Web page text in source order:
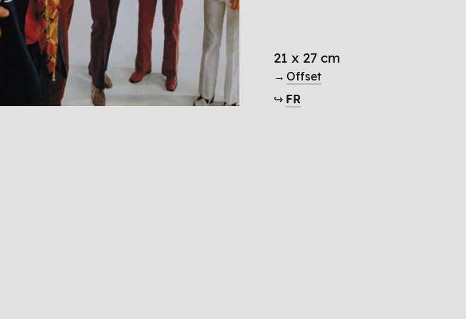
21 x 27 cm
→Offset
↪ FR